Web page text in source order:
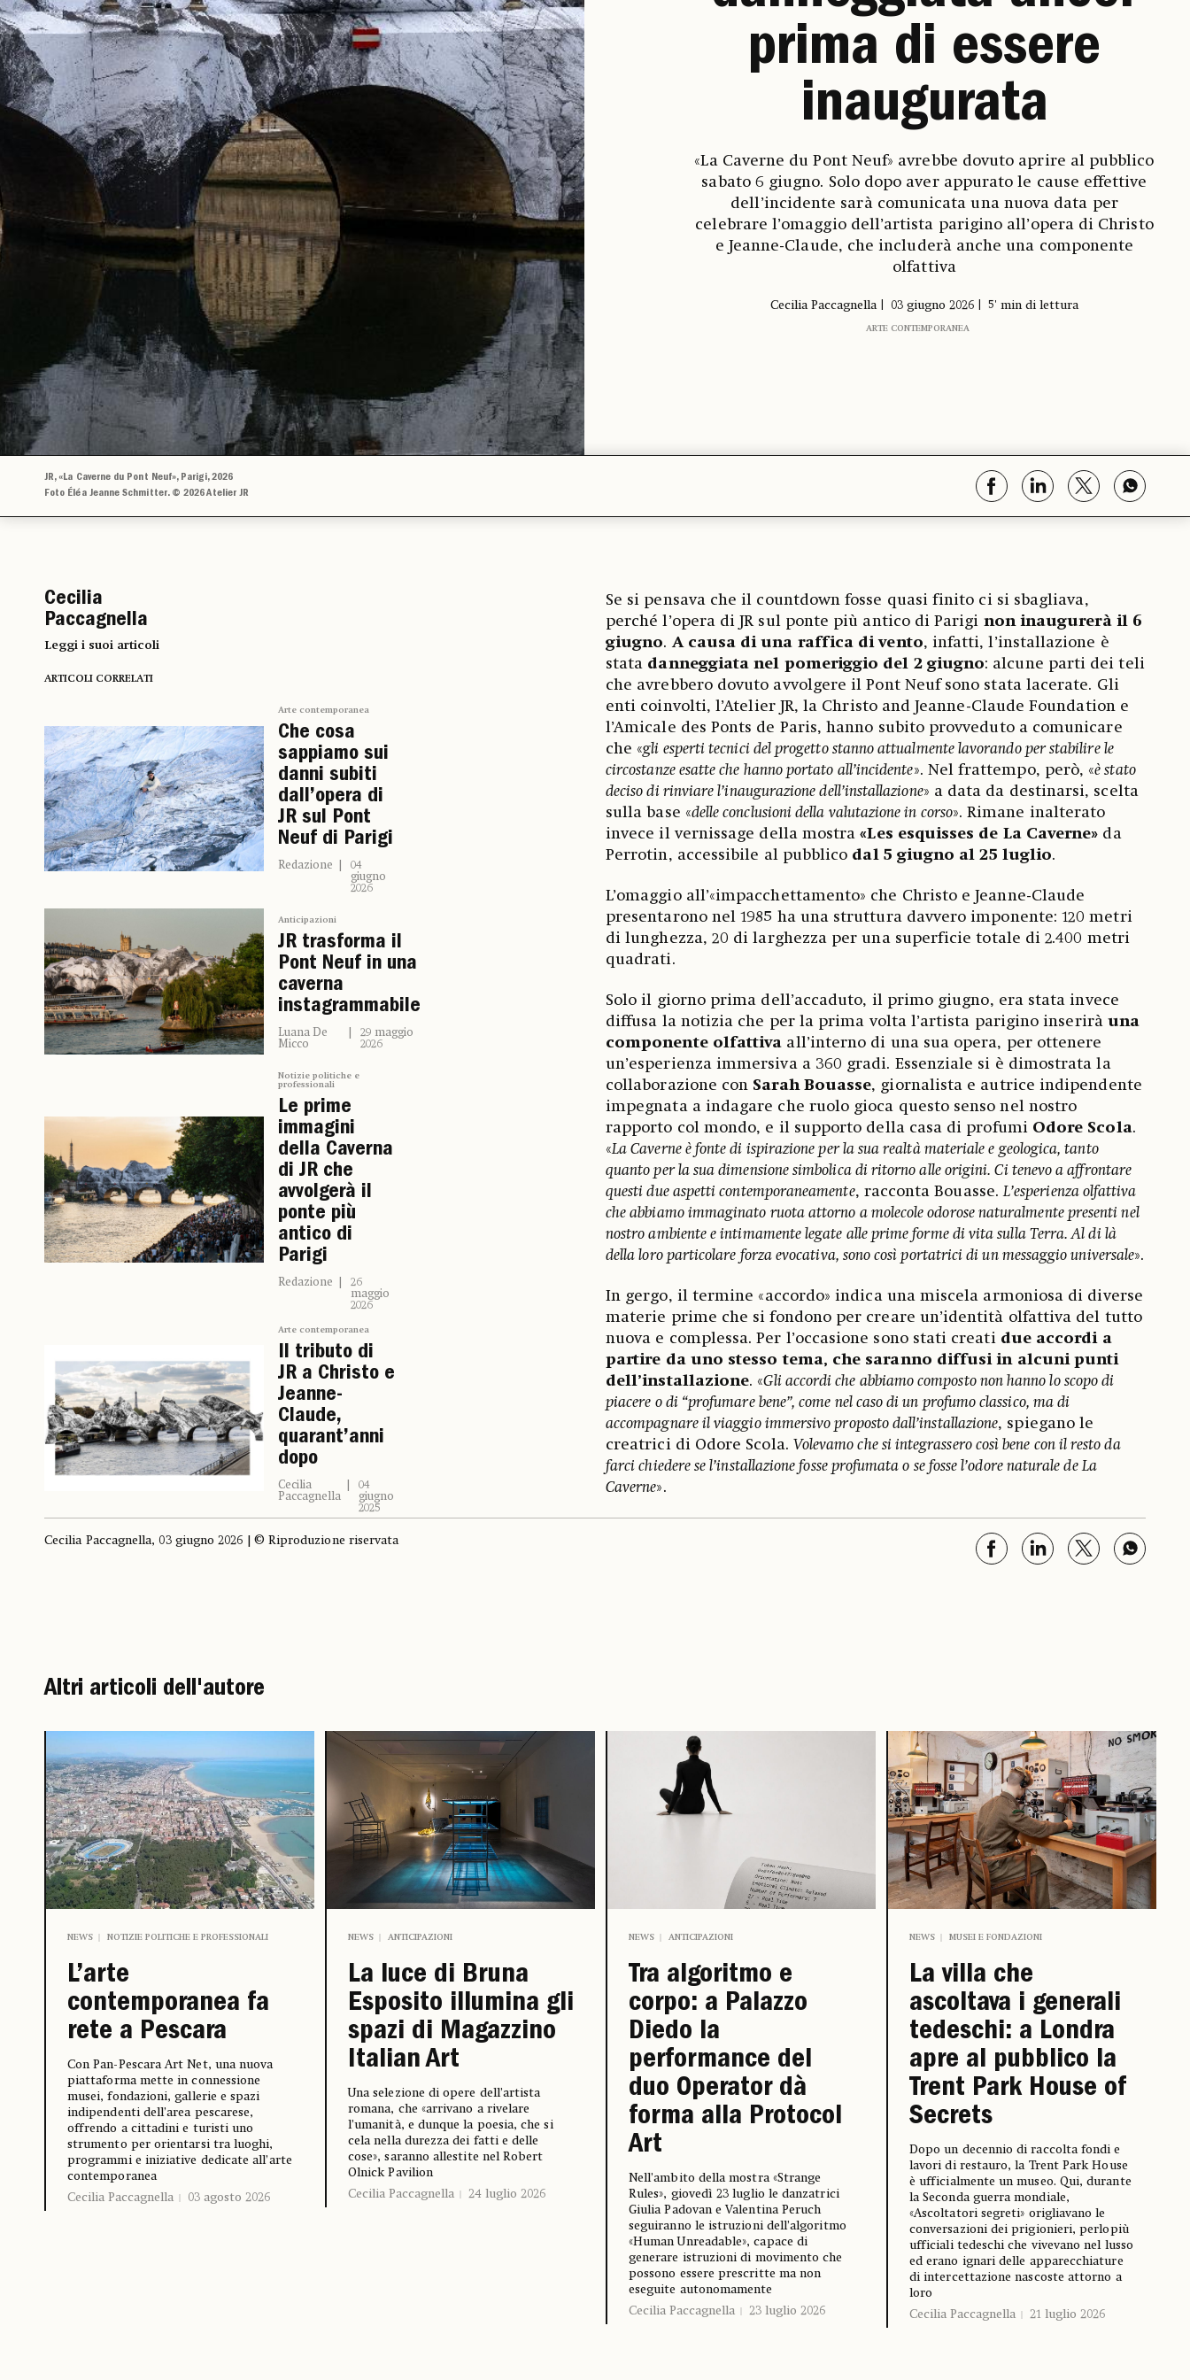
prima di essere
inaugurata
«La Caverne du Pont Neuf» avrebbe dovuto aprire al pubblico
sabato 6 giugno. Solo dopo aver appurato le cause effettive
dell’incidente sarà comunicata una nuova data per
celebrare l’omaggio dell’artista parigino all’opera di Christo
e Jeanne-Claude, che includerà anche una componente
olfattiva
Cecilia Paccagnella 03 giugno 2026 5' min di lettura
ARTE CONTEMPORANEA
JR, «La Caverne du Pont Neuf», Parigi, 2026
Foto Éléa Jeanne Schmitter. © 2026 Atelier JR
Cecilia
Paccagnella
Leggi i suoi articoli
ARTICOLI CORRELATI
Arte contemporanea
Che cosa
sappiamo sui
danni subiti
dall’opera di
JR sul Pont
Neuf di Parigi
Redazione
04
giugno
2026
Anticipazioni
JR trasforma il
Pont Neuf in una
caverna
instagrammabile
Luana De
Micco
29 maggio
2026
Notizie politiche e
professionali
Le prime
immagini
della Caverna
di JR che
avvolgerà il
ponte più
antico di
Parigi
Redazione
26
maggio
2026
Arte contemporanea
Il tributo di
JR a Christo e
Jeanne-
Claude,
quarant’anni
dopo
Cecilia
Paccagnella
04
giugno
2025
Se si pensava che il countdown fosse quasi finito ci si sbagliava,
perché l’opera di JR sul ponte più antico di Parigi non inaugurerà il 6
giugno. A causa di una raffica di vento, infatti, l’installazione è
stata danneggiata nel pomeriggio del 2 giugno: alcune parti dei teli
che avrebbero dovuto avvolgere il Pont Neuf sono stata lacerate. Gli
enti coinvolti, l’Atelier JR, la Christo and Jeanne-Claude Foundation e
l’Amicale des Ponts de Paris, hanno subito provveduto a comunicare
che «gli esperti tecnici del progetto stanno attualmente lavorando per stabilire le
circostanze esatte che hanno portato all’incidente». Nel frattempo, però, «è stato
deciso di rinviare l’inaugurazione dell’installazione» a data da destinarsi, scelta
sulla base «delle conclusioni della valutazione in corso». Rimane inalterato
invece il vernissage della mostra«Les esquisses de La Caverne» da
Perrotin, accessibile al pubblico dal 5 giugno al 25 luglio.
L’omaggio all’«impacchettamento» che Christo e Jeanne-Claude
presentarono nel 1985 ha una struttura davvero imponente: 120 metri
di lunghezza, 20 di larghezza per una superficie totale di 2.400 metri
quadrati.
Solo il giorno prima dell’accaduto, il primo giugno, era stata invece
diffusa la notizia che per la prima volta l’artista parigino inserirà una
componente olfattiva all’interno di una sua opera, per ottenere
un’esperienza immersiva a 360 gradi. Essenziale si è dimostrata la
collaborazione con Sarah Bouasse, giornalista e autrice indipendente
impegnata a indagare che ruolo gioca questo senso nel nostro
rapporto col mondo, e il supporto della casa di profumi Odore Scola.
«La Caverne è fonte di ispirazione per la sua realtà materiale e geologica, tanto
quanto per la sua dimensione simbolica di ritorno alle origini. Ci tenevo a affrontare
questi due aspetti contemporaneamente, racconta Bouasse.L’esperienza olfattiva
che abbiamo immaginato ruota attorno a molecole odorose naturalmente presenti nel
nostro ambiente e intimamente legate alle prime forme di vita sulla Terra. Al di là
della loro particolare forza evocativa, sono così portatrici di un messaggio universale».
In gergo, il termine «accordo» indica una miscela armoniosa di diverse
materie prime che si fondono per creare un’identità olfattiva del tutto
nuova e complessa. Per l’occasione sono stati creati due accordi a
partire da uno stesso tema, che saranno diffusi in alcuni punti
dell’installazione. «Gli accordi che abbiamo composto non hanno lo scopo di
piacere o di “profumare bene”, come nel caso di un profumo classico, ma di
accompagnare il viaggio immersivo proposto dall’installazione, spiegano le
creatrici di Odore Scola. Volevamo che si integrassero così bene con il resto da
farci chiedere se l’installazione fosse profumata o se fosse l’odore naturale de La
Caverne».
Cecilia Paccagnella, 03 giugno 2026 | © Riproduzione riservata
Altri articoli dell'autore
NEWS NOTIZIE POLITICHE E PROFESSIONALI
L’arte
contemporanea fa
rete a Pescara
Con Pan-Pescara Art Net, una nuova
piattaforma mette in connessione
musei, fondazioni, gallerie e spazi
indipendenti dell’area pescarese,
offrendo a cittadini e turisti uno
strumento per orientarsi tra luoghi,
programmi e iniziative dedicate all’arte
contemporanea
Cecilia Paccagnella
03 agosto 2026
NEWS ANTICIPAZIONI
La luce di Bruna
Esposito illumina gli
spazi di Magazzino
Italian Art
Una selezione di opere dell’artista
romana, che «arrivano a rivelare
l’umanità, e dunque la poesia, che si
cela nella durezza dei fatti e delle
cose», saranno allestite nel Robert
Olnick Pavilion
Cecilia Paccagnella
24 luglio 2026
NEWS ANTICIPAZIONI
Tra algoritmo e
corpo: a Palazzo
Diedo la
performance del
duo Operator dà
forma alla Protocol
Art
Nell’ambito della mostra «Strange
Rules», giovedì 23 luglio le danzatrici
Giulia Padovan e Valentina Peruch
seguiranno le istruzioni dell’algoritmo
«Human Unreadable», capace di
generare istruzioni di movimento che
possono essere prescritte ma non
eseguite autonomamente
Cecilia Paccagnella
23 luglio 2026
NEWS MUSEI E FONDAZIONI
La villa che
ascoltava i generali
tedeschi: a Londra
apre al pubblico la
Trent Park House of
Secrets
Dopo un decennio di raccolta fondi e
lavori di restauro, la Trent Park House
è ufficialmente un museo. Qui, durante
la Seconda guerra mondiale,
«Ascoltatori segreti» origliavano le
conversazioni dei prigionieri, perlopiù
ufficiali tedeschi che vivevano nel lusso
ed erano ignari delle apparecchiature
di intercettazione nascoste attorno a
loro
Cecilia Paccagnella
21 luglio 2026